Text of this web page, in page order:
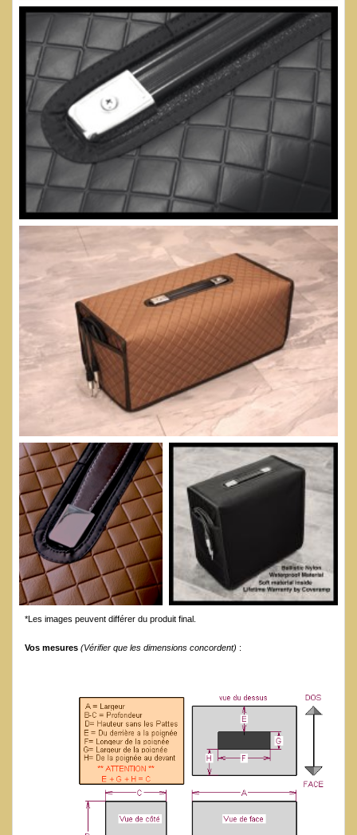
*Les images peuvent différer du produit final.
Vos mesures (Vérifier que les dimensions concordent) :